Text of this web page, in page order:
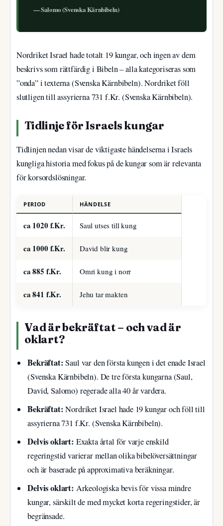
— Salomo (Svenska Kärnbibeln)
Nordriket Israel hade totalt 19 kungar, och ingen av dem
beskrivs som rättfärdig i Bibeln – alla kategoriseras som
”onda” i texterna (Svenska Kärnbibeln). Nordriket föll
slutligen till assyrierna 731 f.Kr. (Svenska Kärnbibeln).
Tidlinje för Israels kungar
Tidlinjen nedan visar de viktigaste händelserna i Israels
kungliga historia med fokus på de kungar som är relevanta
för korsordslösningar.
PERIOD HÄNDELSE
ca 1020 f.Kr. Saul utses till kung
ca 1000 f.Kr. David blir kung
ca 885 f.Kr. Omri kung i norr
ca 841 f.Kr. Jehu tar makten
Vad är bekräftat – och vad är
oklart?
Bekräftat: Saul var den första kungen i det enade Israel
(Svenska Kärnbibeln). De tre första kungarna (Saul,
David, Salomo) regerade alla 40 år vardera.
Bekräftat: Nordriket Israel hade 19 kungar och föll till
assyrierna 731 f.Kr. (Svenska Kärnbibeln).
Delvis oklart: Exakta årtal för varje enskild
regeringstid varierar mellan olika bibelöversättningar
och är baserade på approximativa beräkningar.
Delvis oklart: Arkeologiska bevis för vissa mindre
kungar, särskilt de med mycket korta regeringstider, är
begränsade.